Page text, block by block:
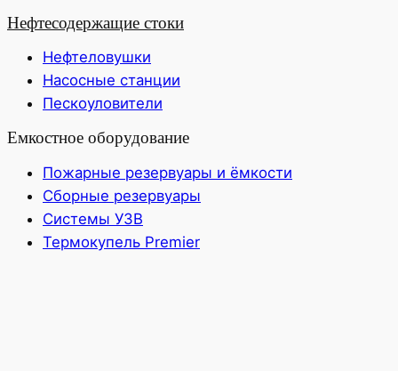
Нефтесодержащие стоки
Нефтеловушки
Насосные станции
Пескоуловители
Емкостное оборудование
Пожарные резервуары и ёмкости
Сборные резервуары
Системы УЗВ
Термокупель Premier